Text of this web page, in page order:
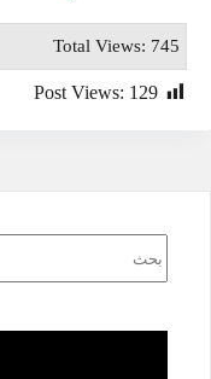
Total Views: 745
Post Views: 129